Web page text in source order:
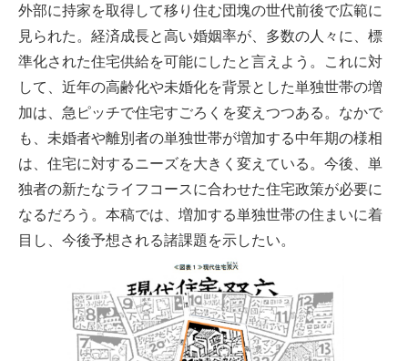
外部に持家を取得して移り住む団塊の世代前後で広範に
見られた。経済成長と高い婚姻率が、多数の人々に、標
準化された住宅供給を可能にしたと言えよう。これに対
して、近年の高齢化や未婚化を背景とした単独世帯の増
加は、急ピッチで住宅すごろくを変えつつある。なかで
も、未婚者や離別者の単独世帯が増加する中年期の様相
は、住宅に対するニーズを大きく変えている。今後、単
独者の新たなライフコースに合わせた住宅政策が必要に
なるだろう。本稿では、増加する単独世帯の住まいに着
目し、今後予想される諸課題を示したい。